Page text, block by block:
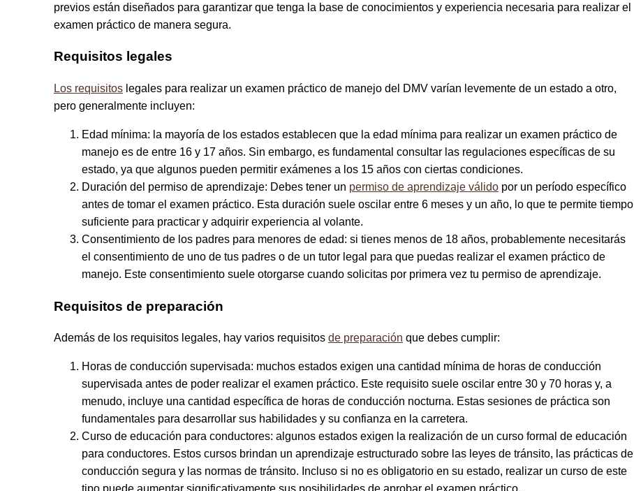
previos están diseñados para garantizar que tenga la base de conocimientos y experiencia necesaria para realizar el
examen práctico de manera segura.
Requisitos legales
Los requisitos legales para realizar un examen práctico de manejo del DMV varían levemente de un estado a otro,
pero generalmente incluyen:
Edad mínima: la mayoría de los estados establecen que la edad mínima para realizar un examen práctico de
manejo es de entre 16 y 17 años. Sin embargo, es fundamental consultar las regulaciones específicas de su
estado, ya que algunos pueden permitir exámenes a los 15 años con ciertas condiciones.
Duración del permiso de aprendizaje: Debes tener un permiso de aprendizaje válido por un período específico
antes de tomar el examen práctico. Esta duración suele oscilar entre 6 meses y un año, lo que te permite tiempo
suficiente para practicar y adquirir experiencia al volante.
Consentimiento de los padres para menores de edad: si tienes menos de 18 años, probablemente necesitarás
el consentimiento de uno de tus padres o de un tutor legal para que puedas realizar el examen práctico de
manejo. Este consentimiento suele otorgarse cuando solicitas por primera vez tu permiso de aprendizaje.
Requisitos de preparación
Además de los requisitos legales, hay varios requisitos de preparación que debes cumplir:
Horas de conducción supervisada: muchos estados exigen una cantidad mínima de horas de conducción
supervisada antes de poder realizar el examen práctico. Este requisito suele oscilar entre 30 y 70 horas y, a
menudo, incluye una cantidad específica de horas de conducción nocturna. Estas sesiones de práctica son
fundamentales para desarrollar sus habilidades y su confianza en la carretera.
Curso de educación para conductores: algunos estados exigen la realización de un curso formal de educación
para conductores. Estos cursos brindan un aprendizaje estructurado sobre las leyes de tránsito, las prácticas de
conducción segura y las normas de tránsito. Incluso si no es obligatorio en su estado, realizar un curso de este